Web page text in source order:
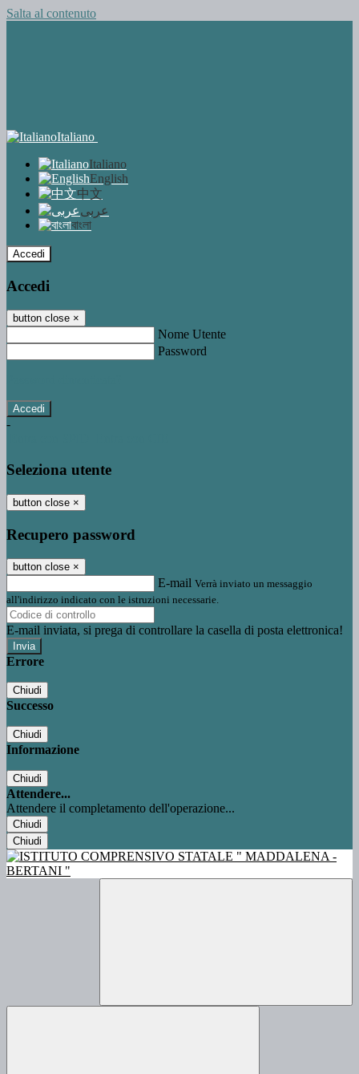
Salta al contenuto
Italiano
Italiano
English
中文
عربى
বাংলা
Accedi
Accedi
button close ×
Nome Utente
Password
-
Seleziona utente
button close ×
Recupero password
button close ×
E-mail Verrà inviato un messaggio
all'indirizzo indicato con le istruzioni necessarie.
E-mail inviata, si prega di controllare la casella di posta elettronica!
Errore
Chiudi
Successo
Chiudi
Informazione
Chiudi
Attendere...
Attendere il completamento dell'operazione...
Chiudi
Chiudi